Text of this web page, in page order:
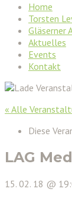
Home
Torsten
Gläserner
Aktuelles
Events
Kontakt
« Alle
Diese
LAG
15. 02. 18 @